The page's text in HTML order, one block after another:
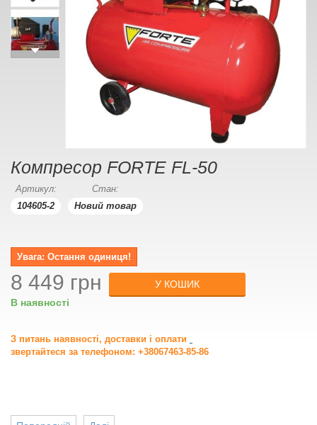
Компресор FORTE FL-50
Артикул:
104605-2
Стан:
Новий товар
Увага: Остання одиниця!
8 449 грн
В наявності
У КОШИК
З питань наявності, доставки і оплати
звертайтеся за телефоном: +38067463-85-86